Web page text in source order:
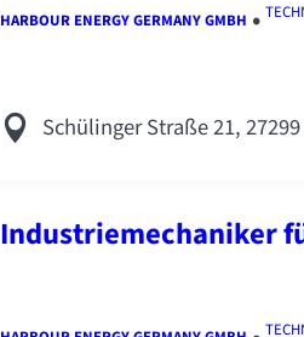
HARBOUR ENERGY GERMANY GMBH •
Schülinger Straße 21,
Industriemechaniker